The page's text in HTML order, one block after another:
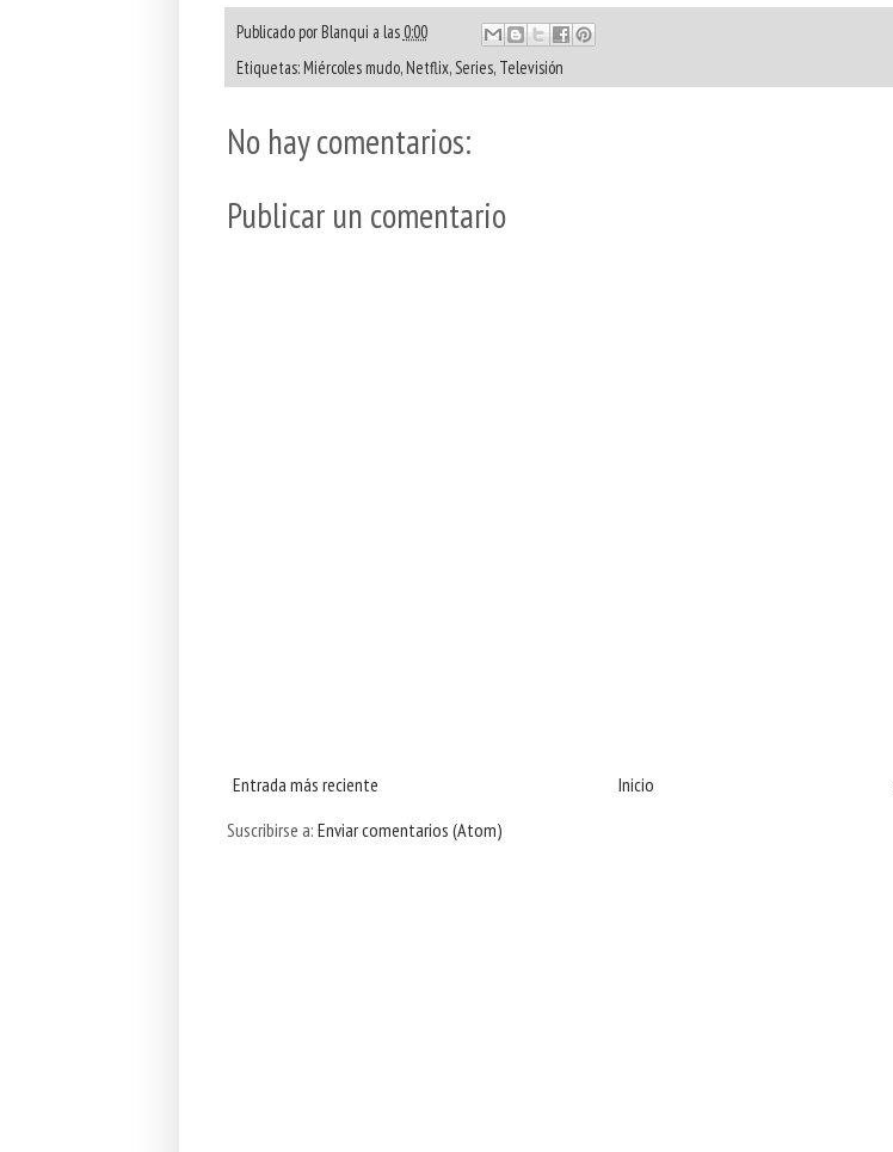
Publicado por Blanqui a las 0:00
Etiquetas: Miércoles mudo, Netflix, Series, Televisión
No hay comentarios:
Publicar un comentario
Entrada más reciente
Inicio
Suscribirse a: Enviar comentarios (Atom)